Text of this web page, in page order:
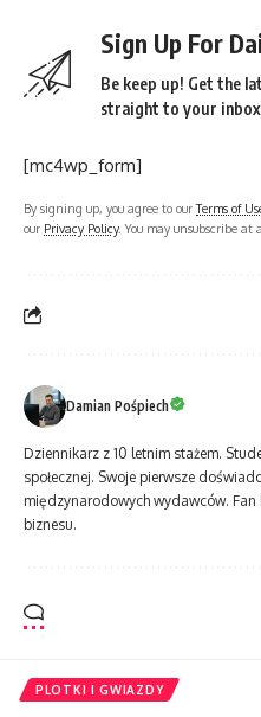
Sign Up For
Be keep up! Get the
straight to your
[mc4wp_form]
By signing up, you agree to ourTerms of
our Privacy Policy. You may unsubscribe at
Damian Pośpiech
Dziennikarz z 10 letnim stażem.
społecznej. Swoje pierwsze
międzynarodowych wydawców.
biznesu.
PLOTKI I GWIAZDY